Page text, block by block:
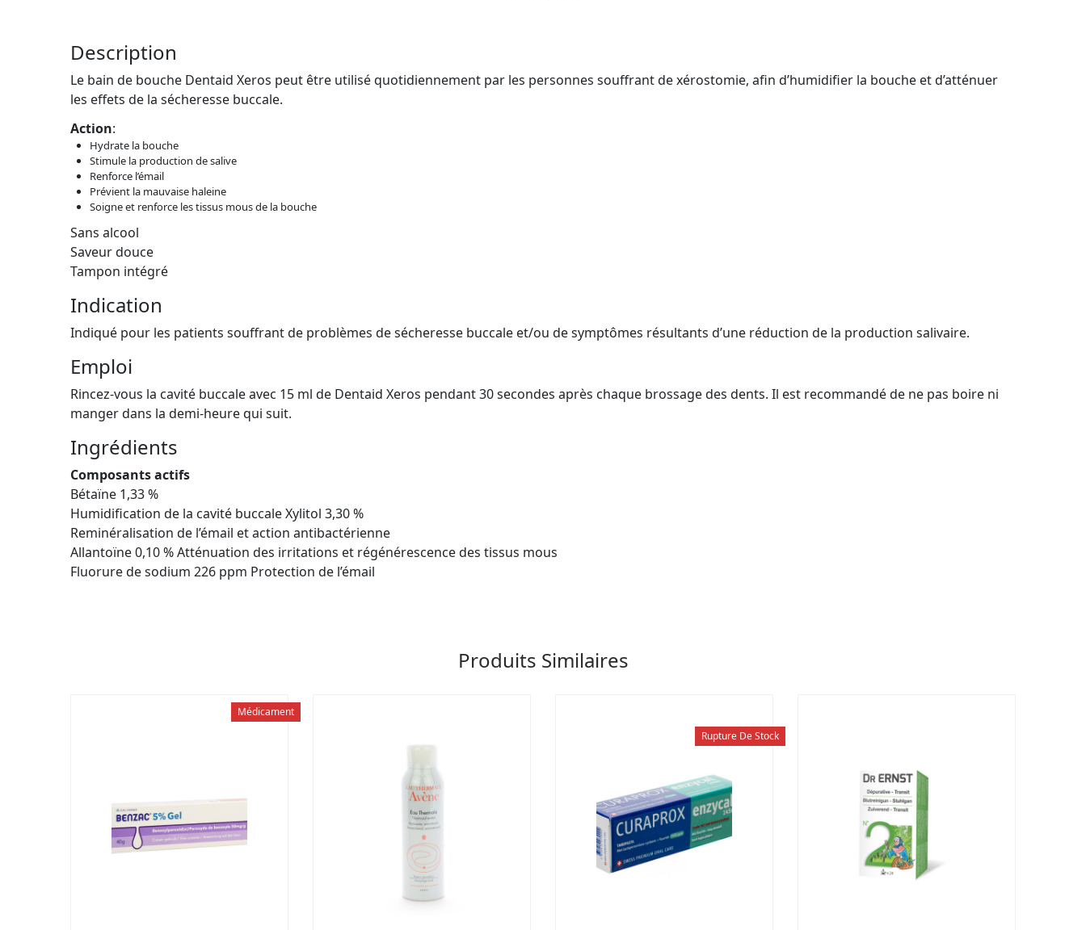
Description
Le bain de bouche Dentaid Xeros peut être utilisé quotidiennement par les personnes souffrant de xérostomie, afin d’humidifier la bouche et d’atténuer
les effets de la sécheresse buccale.
Action:
Hydrate la bouche
Stimule la production de salive
Renforce l’émail
Prévient la mauvaise haleine
Soigne et renforce les tissus mous de la bouche
Sans alcool
Saveur douce
Tampon intégré
Indication
Indiqué pour les patients souffrant de problèmes de sécheresse buccale et/ou de symptômes résultants d’une réduction de la production salivaire.
Emploi
Rincez-vous la cavité buccale avec 15 ml de Dentaid Xeros pendant 30 secondes après chaque brossage des dents. Il est recommandé de ne pas boire ni
manger dans la demi-heure qui suit.
Ingrédients
Composants actifs
Bétaïne 1,33 %
Humidification de la cavité buccale Xylitol 3,30 %
Reminéralisation de l’émail et action antibactérienne
Allantoïne 0,10 % Atténuation des irritations et régénérescence des tissus mous
Fluorure de sodium 226 ppm Protection de l’émail
Produits Similaires
Médicament
Rupture De Stock